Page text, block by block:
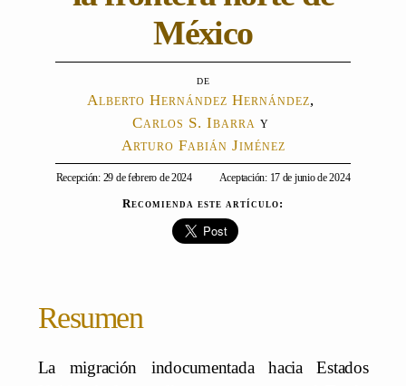
México
Alberto Hernández Hernández,
Carlos S. Ibarra y
Arturo Fabián Jiménez
Recepción: 29 de febrero de 2024 Aceptación: 17 de junio de 2024
Recomienda este artículo:
Resumen
La migración indocumentada hacia Estados